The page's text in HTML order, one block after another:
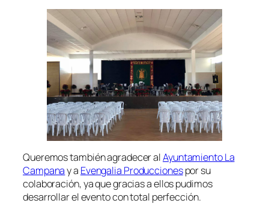
Queremos también agradecer alAyuntamiento La
Campanay a Evengalia Produccionespor su
colaboración, ya que gracias a ellos pudimos
desarrollar el evento con total perfección.